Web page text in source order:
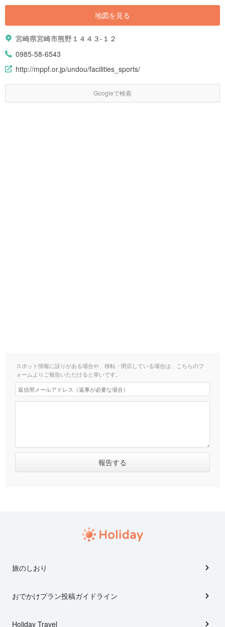
地図を見る
宮崎県宮崎市熊野１４４３-１２
0985-58-6543
http://mppf.or.jp/undou/facilities_sports/
Googleで検索
スポット情報に誤りがある場合や、移転・閉店している場合は、こちらのフ
ォームよりご報告いただけると幸いです。
旅のしおり
おでかけプラン投稿ガイドライン
Holiday Travel